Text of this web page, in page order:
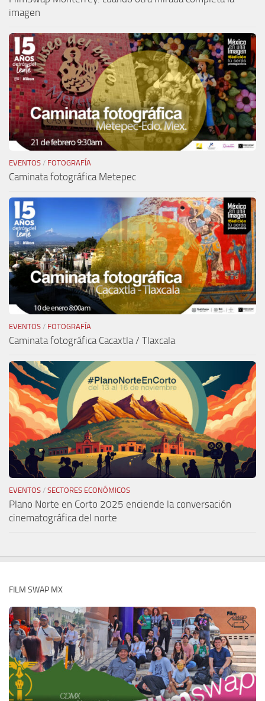
imagen
EVENTOS / FOTOGRAFÍA
Caminata fotográfica Metepec
EVENTOS / FOTOGRAFÍA
Caminata fotográfica Cacaxtla / Tlaxcala
EVENTOS / SECTORES ECONÓMICOS
Plano Norte en Corto 2025 enciende la conversación
cinematográfica del norte
FILM SWAP MX